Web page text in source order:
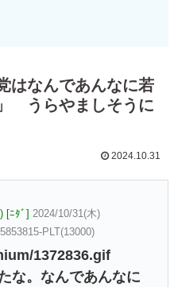
はなんであんなに若
うらやましそうに
2024.10.31
[ﾆﾀﾞ] 2024/10/31(木)
PLT(13000)
1372836.gif
な。なんであんなに